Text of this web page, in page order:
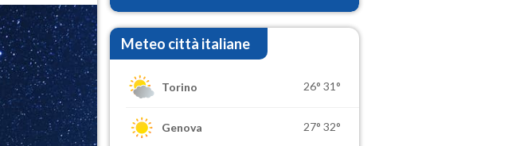
Meteo città italiane
Torino 26° 31°
Genova 27° 32°